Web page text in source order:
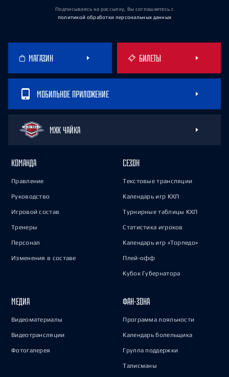
Подписываясь на рассылку, Вы соглашаетесь с
политикой обработки персональных данных
МАГАЗИН БИЛЕТЫ
МОБИЛЬНОЕ ПРИЛОЖЕНИЕ
МХК ЧАЙКА
КОМАНДА
Правление
Руководство
Игровой состав
Тренеры
Персонал
Изменения в составе
СЕЗОН
Текстовые трансляции
Календарь игр КХЛ
Турнирные таблицы КХЛ
Статистика игроков
Календарь игр «Торпедо»
Плей-офф
Кубок Губернатора
МЕДИА
Видеоматериалы
Видеотрансляции
Фотогалерея
ФАН-ЗОНА
Программа лояльности
Календарь болельщика
Группа поддержки
Талисманы